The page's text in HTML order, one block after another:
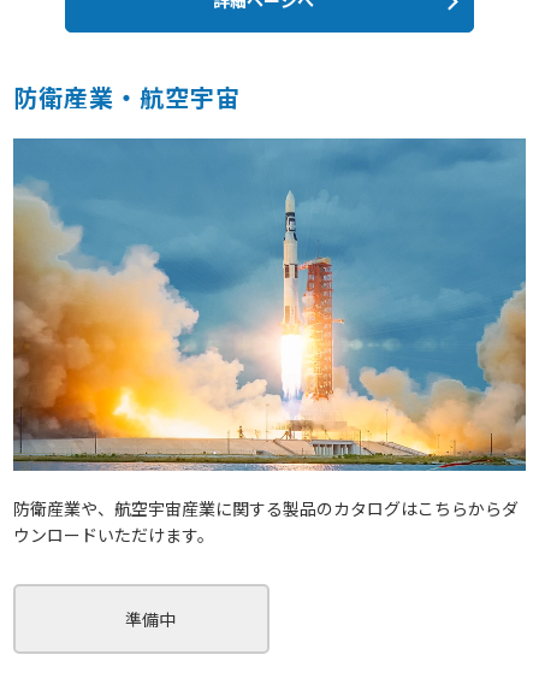
防衛産業・航空宇宙
防衛産業や、航空宇宙産業に関する製品のカタログはこちらからダ
ウンロードいただけます。
準備中